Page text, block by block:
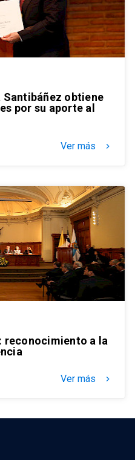
Santibáñez obtiene
por su aporte al
Ver más keyboard_arrow_right
reconocimiento a la
Ver más keyboard_arrow_right